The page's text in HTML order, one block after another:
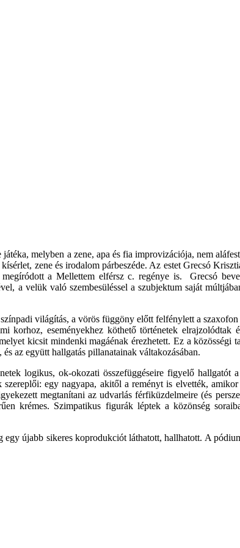
melyben a zene, apa és fia improvizációja, nem
zene és irodalom párbeszéde. Az estet Grecsó
a Mellettem elférsz c. regénye is. Grecsó
a velük való szembesüléssel a szubjektum saját
világítás, a vörös függöny előtt felfénylett a
eseményekhez köthető történetek elrajzolódtak
kicsit mindenki magáénak érezhetett. Ez a közösségi
az együtt hallgatás pillanatainak váltakozásában.
logikus, ok-okozati összefüggéseire figyelő hallgatót
egy nagyapa, akitől a reményt is elvették,
megtanítani az udvarlás férfiküzdelmeire (és
krémes. Szimpatikus figurák léptek a közönség
újabb sikeres koprodukciót láthatott, hallhatott. A